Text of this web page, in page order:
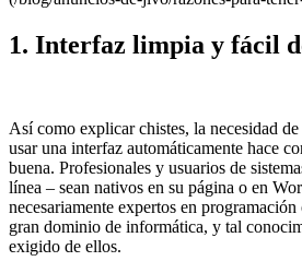
1. Interfaz limpia y fácil
Así como explicar chistes, la necesidad
usar una interfaz automáticamente hace
buena. Profesionales y usuarios de
línea – sean nativos en su página o en
necesariamente expertos en
gran dominio de informática, y tal
exigido de ellos.